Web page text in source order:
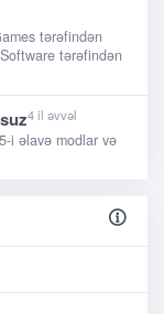
tərəfindən
tərəfindən
4 il əvvəl
i əlavə modlar və